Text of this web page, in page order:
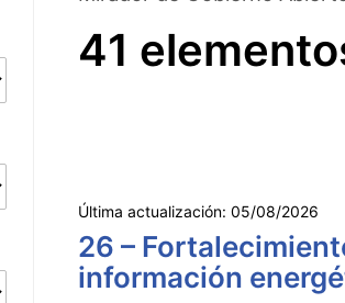
41
Última actualización: 05/08/2026
26 –
información